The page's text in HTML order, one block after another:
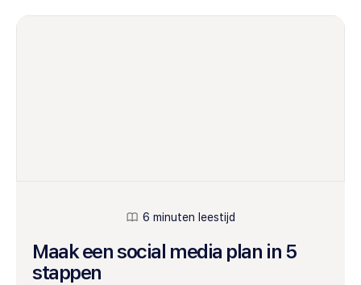
6 minuten leestijd
Maak een social media plan in 5
stappen